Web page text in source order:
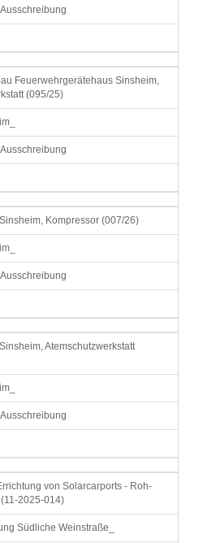
Feuerwehrgerätehaus Sinsheim,
(095/25)
Kompressor (007/26)
Atemschutzwerkstatt
von Solarcarports - Roh-
2025-014)
Südliche Weinstraße_